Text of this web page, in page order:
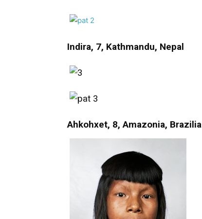
Indira, 7, Kathmandu, Nepal
Ahkohxet, 8, Amazonia, Brazilia